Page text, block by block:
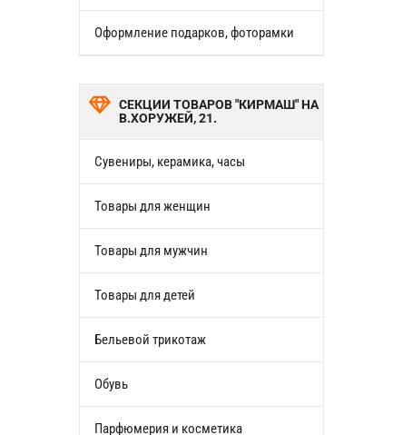
Оформление подарков, фоторамки
СЕКЦИИ ТОВАРОВ "КИРМАШ" НА
В.ХОРУЖЕЙ, 21.
Сувениры, керамика, часы
Товары для женщин
Товары для мужчин
Товары для детей
Бельевой трикотаж
Обувь
Парфюмерия и косметика